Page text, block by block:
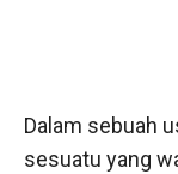
Dalam sebuah
sesuatu yang